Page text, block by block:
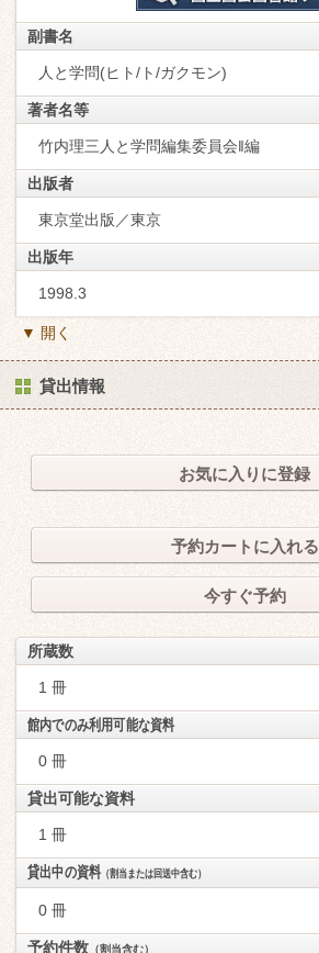
副書名
人と学問(ヒト/ト/ガクモン)
著者名等
竹内理三人と学問編集委員会‖編
出版者
東京堂出版／東京
出版年
1998.3
▼ 開く
貸出情報
お気に入りに登録
予約カートに入れる
今すぐ予約
所蔵数
1 冊
館内でのみ利用可能な資料
0 冊
貸出可能な資料
1 冊
貸出中の資料（割当または回送中含む）
0 冊
予約件数 （割当含む）